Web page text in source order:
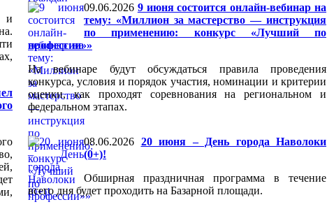
и
09.06.2026 9 июня состоится онлайн-вебинар на
тему: «Миллион за мастерство — инструкция
по применению: конкурс «Лучший по
профессии»»
На вебинаре будут обсуждаться правила проведения
конкурса, условия и порядок участия, номинации и критерии
оценки, как проходят соревнования на региональном и
федеральном этапах.
08.06.2026 20 июня – День города Наволоки
(0+)!
Обширная праздничная программа в течение
всего дня будет проходить на Базарной площади.